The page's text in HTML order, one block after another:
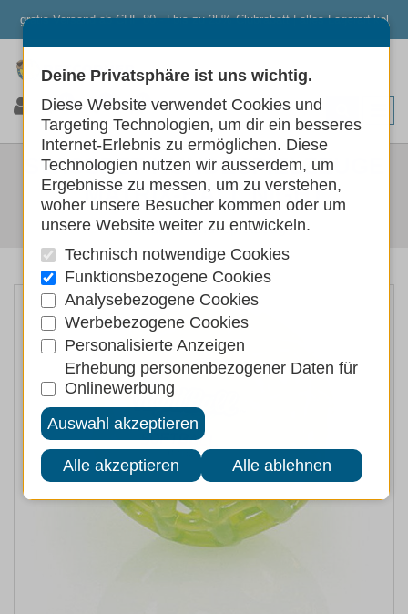
gratis Versand ab CHF 80.- | bis zu 25% Clubrabatt | alles Lagerartikel
0 0 0
SWISSPET HUNDESPIELZEUGE
MATRIX-BALL NIGHT
Hunde Hundespielzeug
Deine Privatsphäre ist uns wichtig.
Diese Website verwendet Cookies und
Targeting Technologien, um dir ein besseres
Internet-Erlebnis zu ermöglichen. Diese
Technologien nutzen wir ausserdem, um
Ergebnisse zu messen, um zu verstehen,
woher unsere Besucher kommen oder um
unsere Website weiter zu entwickeln.
Technisch notwendige Cookies
Funktionsbezogene Cookies
Analysebezogene Cookies
Werbebezogene Cookies
Personalisierte Anzeigen
Erhebung personenbezogener Daten für
Onlinewerbung